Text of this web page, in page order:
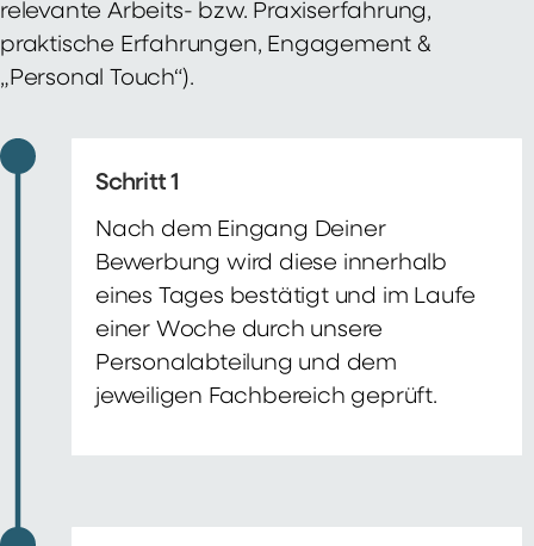
relevante Arbeits- bzw. Praxiserfahrung,
praktische Erfahrungen, Engagement &
„Personal Touch“).
Schritt 1
Nach dem Eingang Deiner
Bewerbung wird diese innerhalb
eines Tages bestätigt und im Laufe
einer Woche durch unsere
Personalabteilung und dem
jeweiligen Fachbereich geprüft.